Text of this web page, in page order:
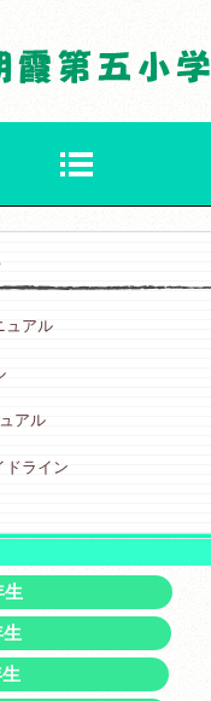
ュアル
アル
ドライン
生
生